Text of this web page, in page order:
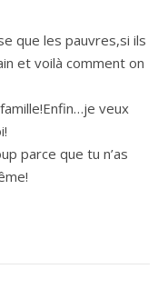
que les pauvres,si ils
et voilà comment on
veux
parce que tu n’as